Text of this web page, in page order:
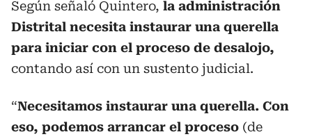
Según señaló Quintero, la administración
Distrital necesita instaurar una querella
para iniciar con el proceso de desalojo,
contando así con un sustento judicial.
“Necesitamos instaurar una querella. Con
eso, podemos arrancar el proceso (de